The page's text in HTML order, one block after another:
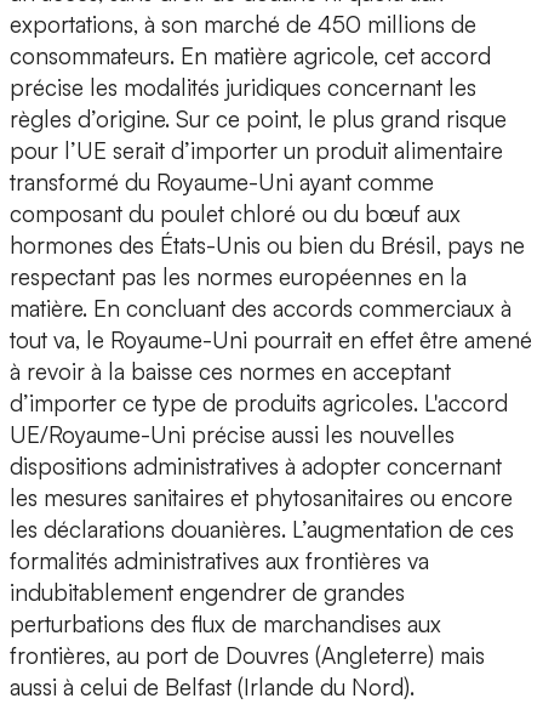
exportations, à son marché de 450 millions de
consommateurs. En matière agricole, cet accord
précise les modalités juridiques concernant les
règles d’origine. Sur ce point, le plus grand risque
pour l’UE serait d’importer un produit alimentaire
transformé du Royaume-Uni ayant comme
composant du poulet chloré ou du bœuf aux
hormones des États-Unis ou bien du Brésil, pays ne
respectant pas les normes européennes en la
matière. En concluant des accords commerciaux à
tout va, le Royaume-Uni pourrait en effet être amené
à revoir à la baisse ces normes en acceptant
d’importer ce type de produits agricoles. L'accord
UE/Royaume-Uni précise aussi les nouvelles
dispositions administratives à adopter concernant
les mesures sanitaires et phytosanitaires ou encore
les déclarations douanières. L’augmentation de ces
formalités administratives aux frontières va
indubitablement engendrer de grandes
perturbations des flux de marchandises aux
frontières, au port de Douvres (Angleterre) mais
aussi à celui de Belfast (Irlande du Nord).